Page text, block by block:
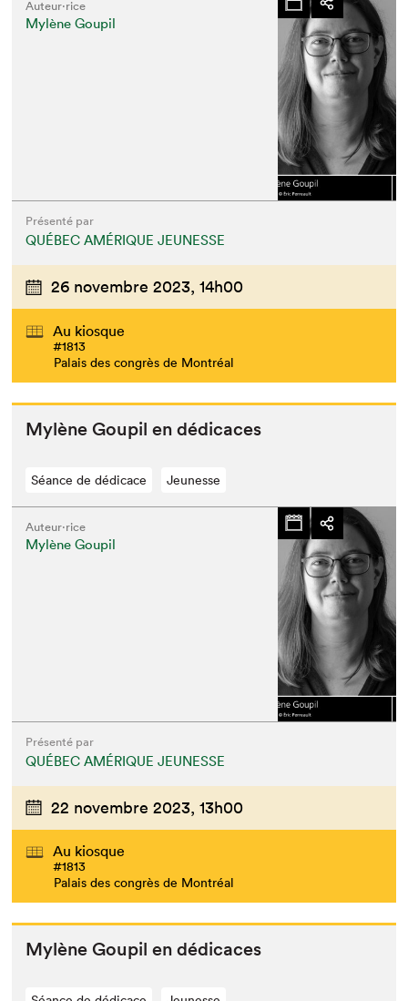
Auteur·rice
Mylène Goupil
Présenté par
QUÉBEC AMÉRIQUE JEUNESSE
26 novembre 2023, 14h00
Au kiosque
#1813
Palais des congrès de Montréal
Mylène Goupil en dédicaces
Séance de dédicace Jeunesse
Auteur·rice
Mylène Goupil
Présenté par
QUÉBEC AMÉRIQUE JEUNESSE
22 novembre 2023, 13h00
Au kiosque
#1813
Palais des congrès de Montréal
Mylène Goupil en dédicaces